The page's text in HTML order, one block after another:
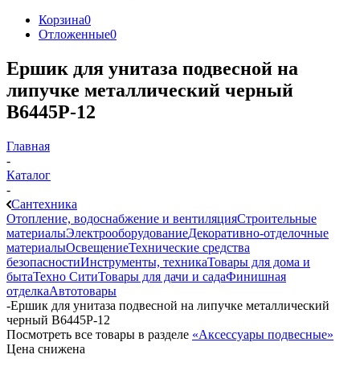
Корзина0
Отложенные0
Ершик для унитаза подвесной на
липучке металлический черный
B6445P-12
Главная
-
Каталог
-
Сантехника
Отопление, водоснабжение и вентиляцияСтроительные
материалыЭлектрооборудованиеДекоративно-отделочные
материалыОсвещениеТехнические средства
безопасностиИнструменты, техникаТовары для дома и
бытаТехно СитиТовары для дачи и садаФинишная
отделкаАвтотовары
-Ершик для унитаза подвесной на липучке металлический
черный B6445P-12
Посмотреть все товары в разделе «Аксессуары подвесные»
Цена снижена